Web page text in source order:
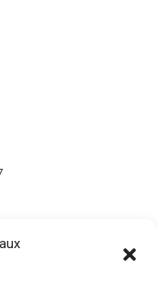
nouvelle
une nouvelle
une
scolaire de la